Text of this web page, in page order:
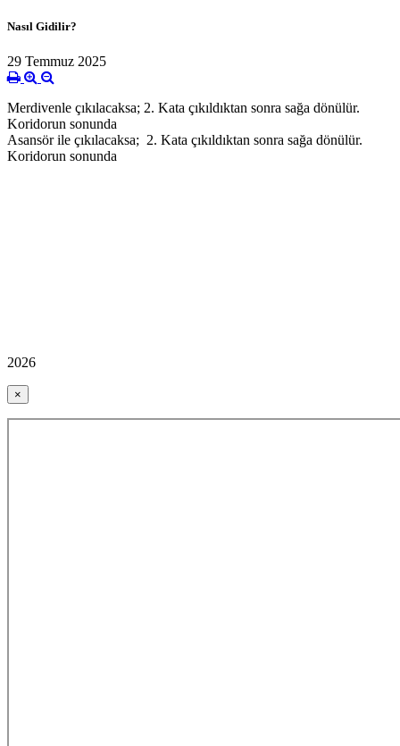
Nasıl Gidilir?
29 Temmuz 2025
Merdivenle çıkılacaksa; 2. Kata çıkıldıktan sonra sağa dönülür.
Koridorun sonunda
Asansör ile çıkılacaksa; 2. Kata çıkıldıktan sonra sağa dönülür.
Koridorun sonunda
2026
×